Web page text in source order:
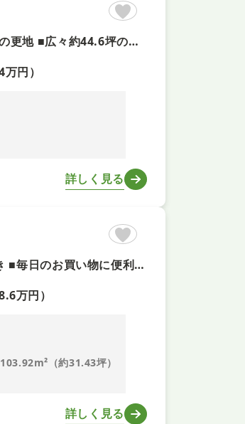
【お好きなハウスメーカーで建てられる整形地＋即予約可！】 ■建築条件なしの更地 ■広々約44.6坪の整形地で理想のマイホームを実現 ■小学校が近く子育て世帯にもおすすめの住環境
円）
詳しく見る
【ZEH水準省エネ住宅+即予約可！】ゆとりあるウォークインクローゼット付き ■毎日のお買い物に便利な、スーパー「エーコープ玉手店」まで徒歩５分！ ■お車持ちの方にもうれしいカースペース付き
万円）
（約31.43坪）
詳しく見る